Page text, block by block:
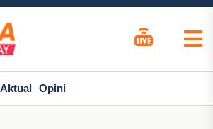
Aktual Opini